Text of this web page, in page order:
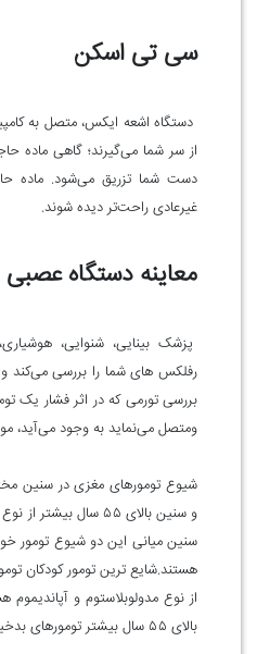
سی تی اسکن
دستگاه اشعه ایکس، متصل به
از سر شما می‌گیرند؛ گاهی ماده
دست شما تزریق می‌شود. ماده
غیرعادی راحت‌تر دیده شوند.
معاینه دستگاه عصبی
پزشک بینایی، شنوایی،
رفلکس های شما را بررسی می‌کند
بررسی تورمی که در اثر فشار یک
ومتصل می‌نماید به وجود می‌آید،
شیوع تومورهای مغزی در سنین
و سنین بالای ۵۵ سال
سنین میانی این دو شیوع تومور
هستند.شایع ترین تومور کودکان
از نوع مدولوبلاستوم و
بالای ۵۵ سال بیشتر تومورهای بدخیم از نوع گلیوبلاستوم هستند.